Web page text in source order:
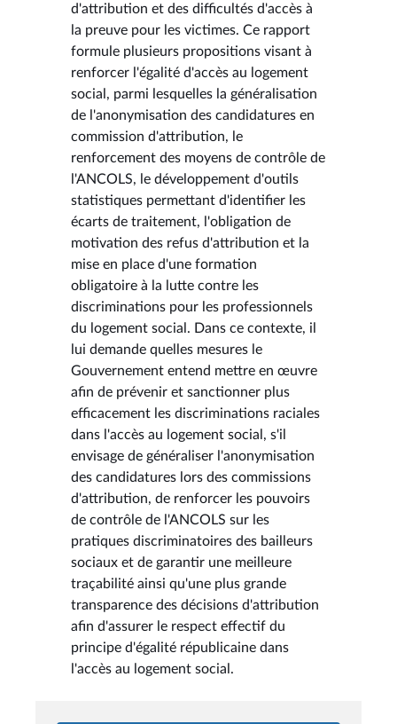
d'attribution et des difficultés d'accès à
la preuve pour les victimes. Ce rapport
formule plusieurs propositions visant à
renforcer l'égalité d'accès au logement
social, parmi lesquelles la généralisation
de l'anonymisation des candidatures en
commission d'attribution, le
renforcement des moyens de contrôle de
l'ANCOLS, le développement d'outils
statistiques permettant d'identifier les
écarts de traitement, l'obligation de
motivation des refus d'attribution et la
mise en place d'une formation
obligatoire à la lutte contre les
discriminations pour les professionnels
du logement social. Dans ce contexte, il
lui demande quelles mesures le
Gouvernement entend mettre en œuvre
afin de prévenir et sanctionner plus
efficacement les discriminations raciales
dans l'accès au logement social, s'il
envisage de généraliser l'anonymisation
des candidatures lors des commissions
d'attribution, de renforcer les pouvoirs
de contrôle de l'ANCOLS sur les
pratiques discriminatoires des bailleurs
sociaux et de garantir une meilleure
traçabilité ainsi qu'une plus grande
transparence des décisions d'attribution
afin d'assurer le respect effectif du
principe d'égalité républicaine dans
l'accès au logement social.